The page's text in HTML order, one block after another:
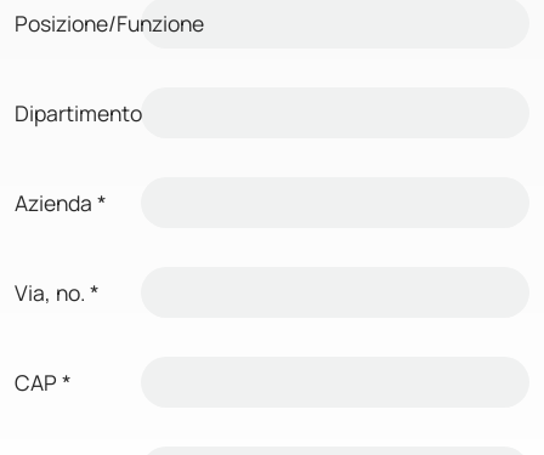
Posizione/Funzione
Dipartimento
Azienda *
Via, no. *
CAP *